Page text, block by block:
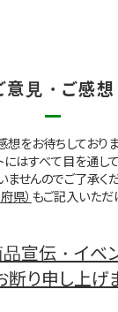
意見・ご感想
をお待ちしておりま
はすべて目を通し
せんのでご了承くだ
県） もご記入いただ
宣伝・イベ
断り申し上げ